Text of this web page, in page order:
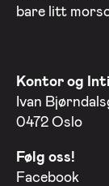
bare litt
Kontor og
Ivan
0472 Oslo
Følg oss!
Facebook